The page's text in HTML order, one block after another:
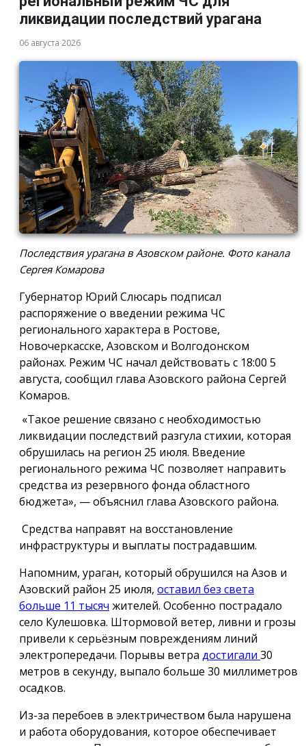
ликвидации последствий урагана
06 августа 2026
Последствия урагана в Азовском районе. Фото канала
Сергея Комарова
Губернатор Юрий Слюсарь подписал
распоряжение о введении режима ЧС
регионального характера в Ростове,
Новочеркасске, Азовском и Волгодонском
районах. Режим ЧС начал действовать с 18:00 5
августа, сообщил глава Азовского района Сергей
Комаров.
«Такое решение связано с необходимостью
ликвидации последствий разгула стихии, которая
обрушилась на регион 25 июля. Введение
регионального режима ЧС позволяет направить
средства из резервного фонда областного
бюджета», — объяснил глава Азовского района.
Средства направят на восстановление
инфраструктуры и выплаты пострадавшим.
Напомним, ураган, который обрушился на Азов и
Азовский район 25 июля, оставил без света
больше 11 тысяч жителей. Особенно пострадало
село Кулешовка. Штормовой ветер, ливни и грозы
привели к серьёзным повреждениям линий
электропередачи. Порывы ветра достигали 30
метров в секунду, выпало больше 30 миллиметров
осадков.
Из-за перебоев в электричеством была нарушена
и работа оборудования, которое обеспечивает